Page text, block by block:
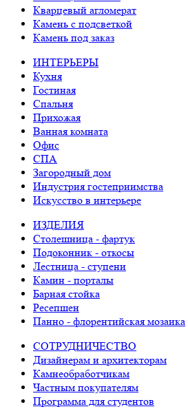
Кварцевый агломерат
Камень с подсветкой
Камень под заказ
ИНТЕРЬЕРЫ
Кухня
Гостиная
Спальня
Прихожая
Ванная комната
Офис
СПА
Загородный дом
Индустрия гостеприимства
Искусство в интерьере
ИЗДЕЛИЯ
Столешница - фартук
Подоконник - откосы
Лестница - ступени
Камин - порталы
Барная стойка
Ресепшен
Панно - флорентийская мозаика
СОТРУДНИЧЕСТВО
Дизайнерам и архитекторам
Камнеобработчикам
Частным покупателям
Программа для студентов